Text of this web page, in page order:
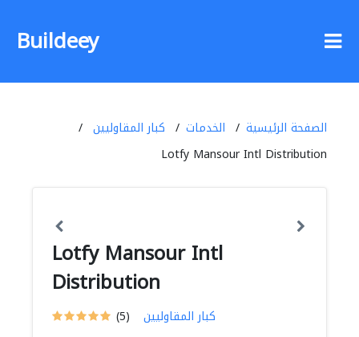
Buildeey
الصفحة الرئيسية الخدمات
كبار المقاوليين
Lotfy Mansour Intl Distribution
Lotfy Mansour Intl
Distribution
(5) كبار المقاوليين